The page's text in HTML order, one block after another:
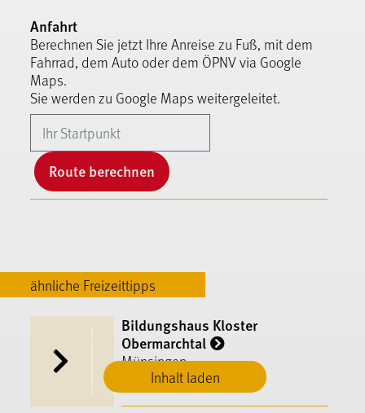
Anfahrt
Berechnen Sie jetzt Ihre Anreise zu Fuß, mit dem
Fahrrad, dem Auto oder dem ÖPNV via Google
Maps.
Sie werden zu Google Maps weitergeleitet.
Route berechnen
ähnliche Freizeittipps
Inhalt laden
Bildungshaus Kloster
Obermarchtal
Münsingen